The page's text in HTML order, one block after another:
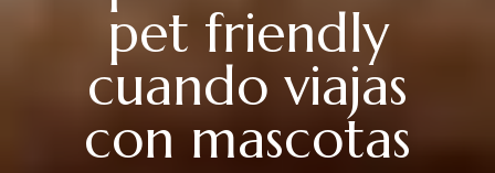
pet friendly
cuando viajas
con mascotas